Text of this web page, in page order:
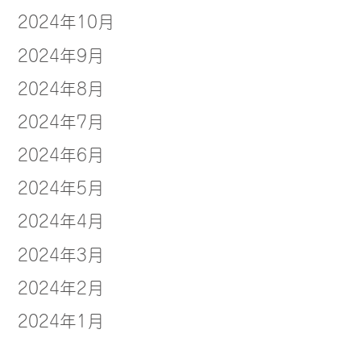
2024年10月
2024年9月
2024年8月
2024年7月
2024年6月
2024年5月
2024年4月
2024年3月
2024年2月
2024年1月